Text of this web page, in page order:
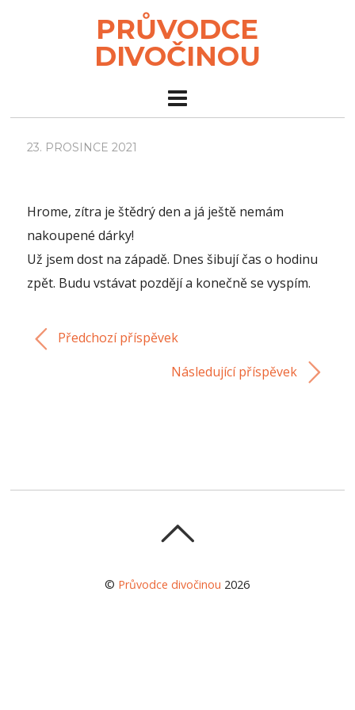
PRŮVODCE
DIVOČINOU
23. PROSINCE 2021
Hrome, zítra je štědrý den a já ještě nemám
nakoupené dárky!
Už jsem dost na západě. Dnes šibují čas o hodinu
zpět. Budu vstávat pozdějí a konečně se vyspím.
Předchozí příspěvek
Následující příspěvek
© Průvodce divočinou 2026